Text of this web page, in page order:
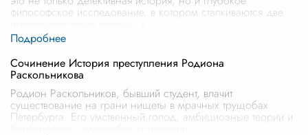
философское исследование, в котором сталкиваются две
Сочинение История преступления Родиона
Раскольникова
Родион Раскольников, бывший студент, влачит
существование на грани нищеты в мрачных трущобах
Петербурга. Его умственный голод, амбициозные теории и